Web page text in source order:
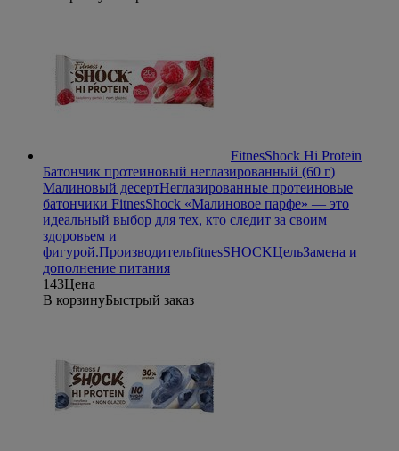
FitnesShock Hi Protein
Батончик протеиновый неглазированный (60 г)
Малиновый десертНеглазированные протеиновые
батончики FitnesShock «Малиновое парфе» — это
идеальный выбор для тех, кто следит за своим
здоровьем и
фигурой.ПроизводительfitnesSHOCKЦельЗамена и
дополнение питания
143Цена
В корзинуБыстрый заказ